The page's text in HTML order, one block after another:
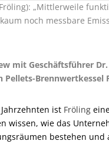
Fröling): „Mittlerweile
noch messbare
mit Geschäftsführer
Brennwertkessel
ist Fröling
wissen, wie das
bestehen